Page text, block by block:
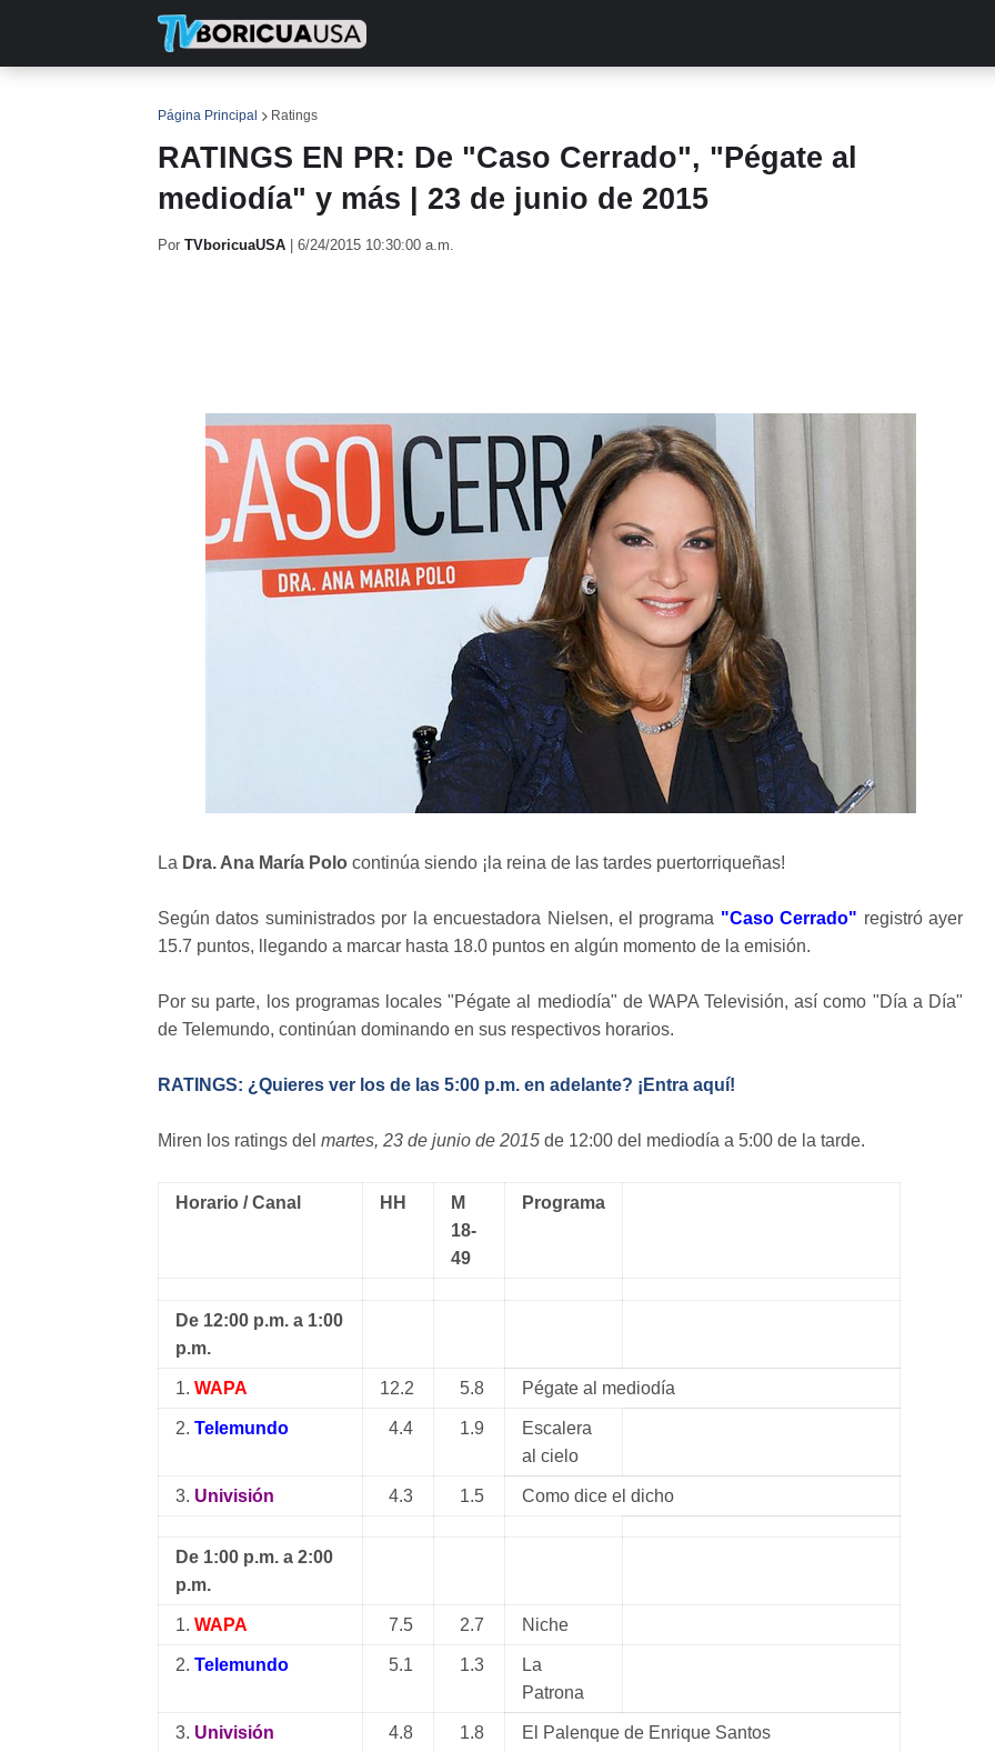
Página Principal Ratings
RATINGS EN PR: De "Caso Cerrado", "Pégate al
mediodía" y más | 23 de junio de 2015
Por TVboricuaUSA 6/24/2015 10:30:00 a.m.
La Dra. Ana María Polo continúa siendo ¡la reina de las tardes puertorriqueñas!
Según datos suministrados por la encuestadora Nielsen, el programa "Caso Cerrado" registró ayer
15.7 puntos, llegando a marcar hasta 18.0 puntos en algún momento de la emisión.
Por su parte, los programas locales "Pégate al mediodía" de WAPA Televisión, así como "Día a Día"
de Telemundo, continúan dominando en sus respectivos horarios.
RATINGS: ¿Quieres ver los de las 5:00 p.m. en adelante? ¡Entra aquí!
Miren los ratings del martes, 23 de junio de 2015 de 12:00 del mediodía a 5:00 de la tarde.
Horario / Canal HH
M
18-
49
Programa
De 12:00 p.m. a 1:00
p.m.
1. WAPA 12.2 5.8 Pégate al mediodía
2. Telemundo 4.4 1.9
Escalera
al cielo
3. Univisión 4.3 1.5 Como dice el dicho
De 1:00 p.m. a 2:00
p.m.
1. WAPA 7.5 2.7 Niche
2. Telemundo 5.1 1.3
La
Patrona
3. Univisión 4.8 1.8 El Palenque de Enrique Santos